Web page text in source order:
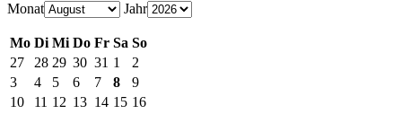
Monat Jahr
Mo Di Mi Do Fr Sa So
27
28 29 30 31 1
2
3
4 5 6 7 8
9
10
11 12 13 14 15 16